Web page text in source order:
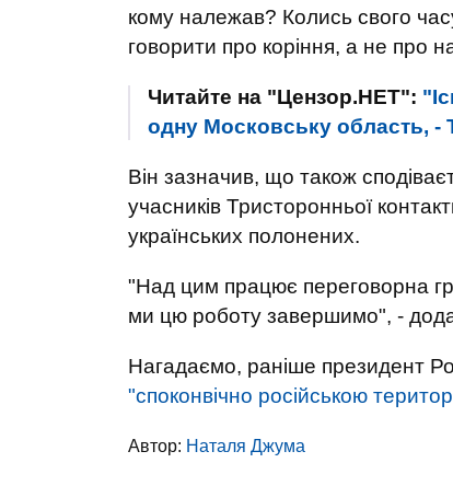
кому належав? Колись свого
говорити про коріння, а не про
Читайте на "Цензор.НЕТ":
одну Московську область, -
Він зазначив, що також
учасників Тристоронньої
українських полонених.
"Над цим працює переговорна
ми цю роботу завершимо", -
Нагадаємо, раніше президент
"споконвічно російською
Автор: Наталя Джума